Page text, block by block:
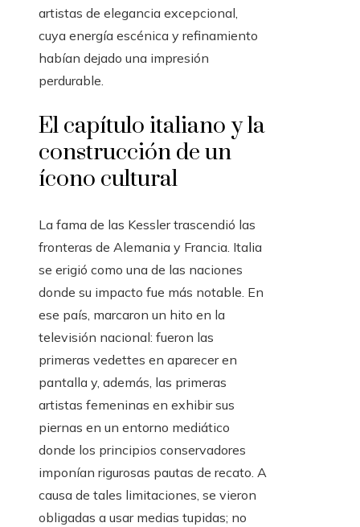
artistas de elegancia excepcional,
cuya energía escénica y refinamiento
habían dejado una impresión
perdurable.
El capítulo italiano y la
construcción de un
ícono cultural
La fama de las Kessler trascendió las
fronteras de Alemania y Francia. Italia
se erigió como una de las naciones
donde su impacto fue más notable. En
ese país, marcaron un hito en la
televisión nacional: fueron las
primeras vedettes en aparecer en
pantalla y, además, las primeras
artistas femeninas en exhibir sus
piernas en un entorno mediático
donde los principios conservadores
imponían rigurosas pautas de recato. A
causa de tales limitaciones, se vieron
obligadas a usar medias tupidas; no